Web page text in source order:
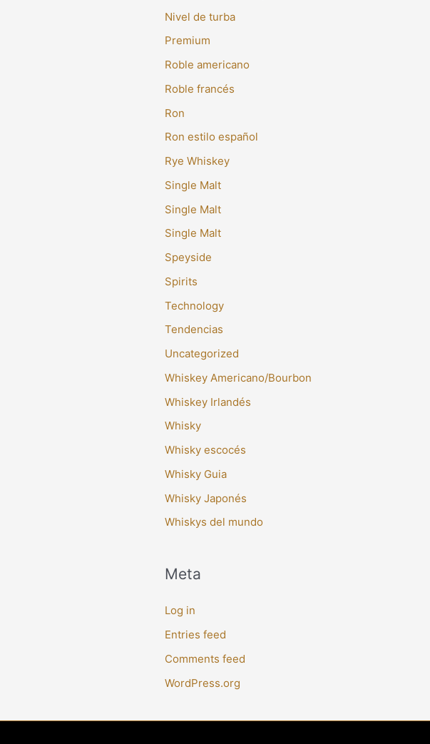
Nivel de turba
Premium
Roble americano
Roble francés
Ron
Ron estilo español
Rye Whiskey
Single Malt
Single Malt
Single Malt
Speyside
Spirits
Technology
Tendencias
Uncategorized
Whiskey Americano/Bourbon
Whiskey Irlandés
Whisky
Whisky escocés
Whisky Guia
Whisky Japonés
Whiskys del mundo
Meta
Log in
Entries feed
Comments feed
WordPress.org